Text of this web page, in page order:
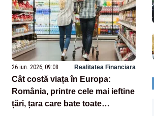
26 iun. 2026, 09:08 Realitatea Financiara
Cât costă viața în Europa:
România, printre cele mai ieftine
țări, țara care bate toate